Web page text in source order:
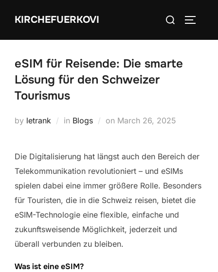
KIRCHEFUERKOVI
Search
eSIM für Reisende: Die smarte
Lösung für den Schweizer
Tourismus
by letrank in Blogs on Posted
March 26, 2025
Die Digitalisierung hat längst auch den Bereich der
Telekommunikation revolutioniert – und eSIMs
spielen dabei eine immer größere Rolle. Besonders
für Touristen, die in die Schweiz reisen, bietet die
eSIM-Technologie eine flexible, einfache und
zukunftsweisende Möglichkeit, jederzeit und
überall verbunden zu bleiben.
Was ist eine eSIM?